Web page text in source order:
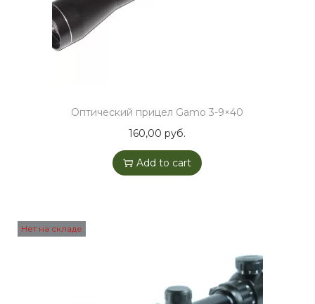
Оптический прицел Gamo 3-9×40
160,00руб.
Add to cart
Нет на складе